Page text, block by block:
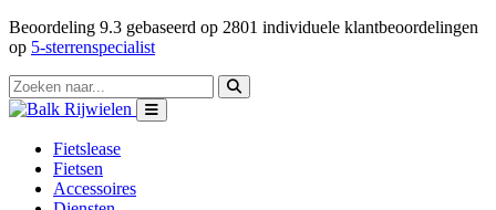
Beoordeling 9.3 gebaseerd op 2801 individuele klantbeoordelingen
op 5-sterrenspecialist
Fietslease
Fietsen
Accessoires